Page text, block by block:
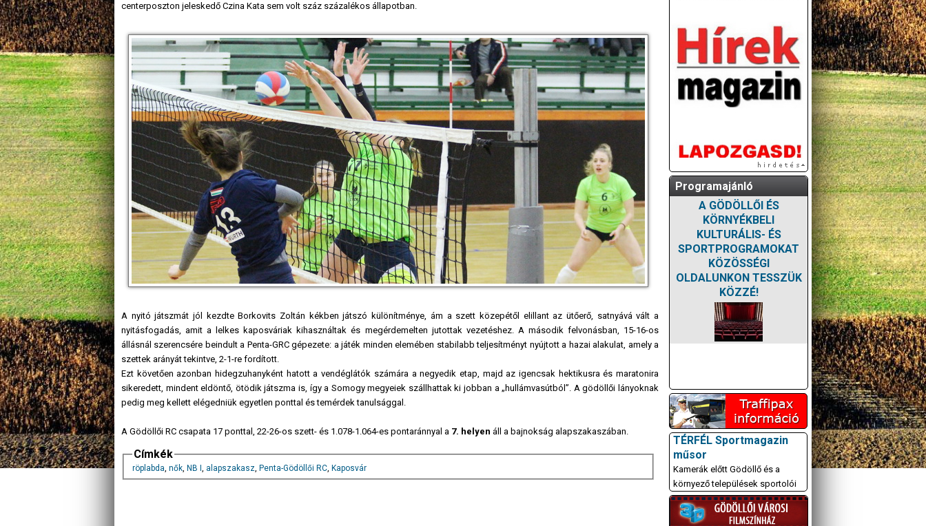
centerposzton jeleskedő Czina Kata sem volt száz százalékos állapotban.
A nyitó játszmát jól kezdte Borkovits Zoltán kékben játszó különítménye, ám a szett közepétől elillant az ütőerő, satnyává vált a
nyitásfogadás, amit a lelkes kaposváriak kihasználtak és megérdemelten jutottak vezetéshez. A második felvonásban, 15-16-os
állásnál szerencsére beindult a Penta-GRC gépezete: a játék minden elemében stabilabb teljesítményt nyújtott a hazai alakulat, amely a
szettek arányát tekintve, 2-1-re fordított.
Ezt követően azonban hidegzuhanyként hatott a vendéglátók számára a negyedik etap, majd az igencsak hektikusra és maratonira
sikeredett, mindent eldöntő, ötödik játszma is, így a Somogy megyeiek szállhattak ki jobban a „hullámvasútból”. A gödöllői lányoknak
pedig meg kellett elégedniük egyetlen ponttal és temérdek tanulsággal.
A Gödöllői RC csapata 17 ponttal, 22-26-os szett- és 1.078-1.064-es pontaránnyal a 7. helyen áll a bajnokság alapszakaszában.
Címkék
röplabda, nők, NB I , alapszakasz, Penta-Gödöllői RC, Kaposvár
Programajánló
A GÖDÖLLŐI ÉS
KÖRNYÉKBELI
KULTURÁLIS- ÉS
SPORTPROGRAMOKAT
KÖZÖSSÉGI
OLDALUNKON TESSZÜK
KÖZZÉ!
TÉRFÉL Sportmagazin
műsor
Kamerák előtt Gödöllő és a
környező települések sportolói